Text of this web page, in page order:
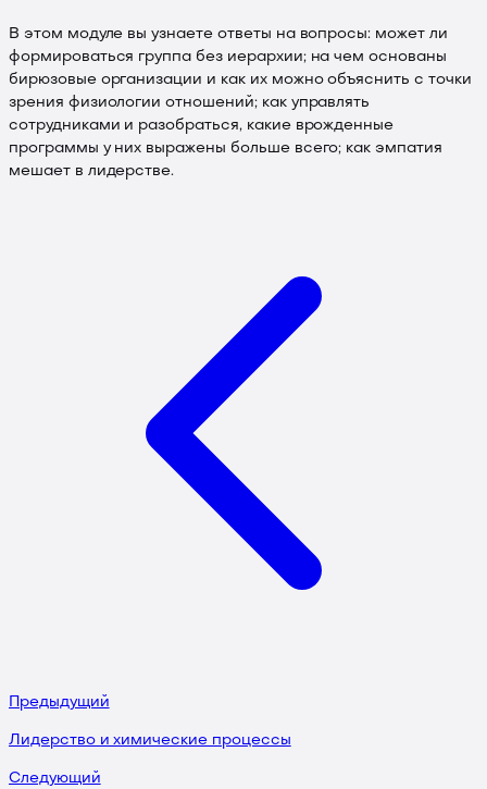
В этом модуле вы узнаете ответы на вопросы: может ли
формироваться группа без иерархии; на чем основаны
бирюзовые организации и как их можно объяснить с точки
зрения физиологии отношений; как управлять
сотрудниками и разобраться, какие врожденные
программы у них выражены больше всего; как эмпатия
мешает в лидерстве.
Предыдущий
Лидерство и химические процессы
Следующий